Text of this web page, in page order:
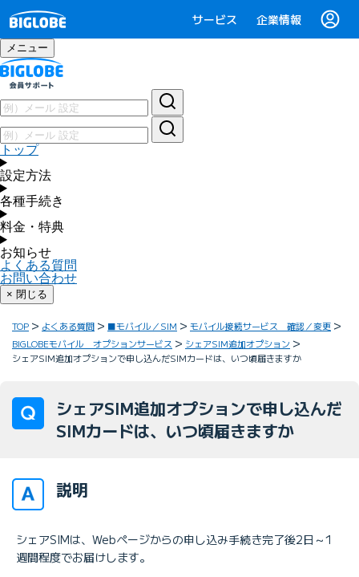
サービス 企業情報
メニュー
トップ
設定方法
各種手続き
料金・特典
お知らせ
よくある質問
お問い合わせ
× 閉じる
TOP よくある質問 ■モバイル／SIM
モバイル接続サービス 確認／変更
BIGLOBEモバイル オプションサービス
シェアSIM追加オプション
シェアSIM追加オプションで申し込んだSIMカードは、いつ頃届きますか
シェアSIM追加オプションで申し込んだ
SIMカードは、いつ頃届きますか
説明
シェアSIMは、Webページからの申し込み手続き完了後2日～1
週間程度でお届けします。